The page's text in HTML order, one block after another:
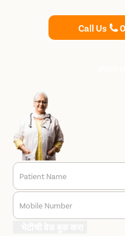
सल्लामसलत करा.
Call Us
Patient Name
Mobile Number